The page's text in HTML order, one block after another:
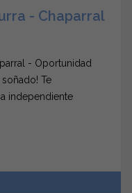
- Chaparral
- Oportunidad
Te
independiente